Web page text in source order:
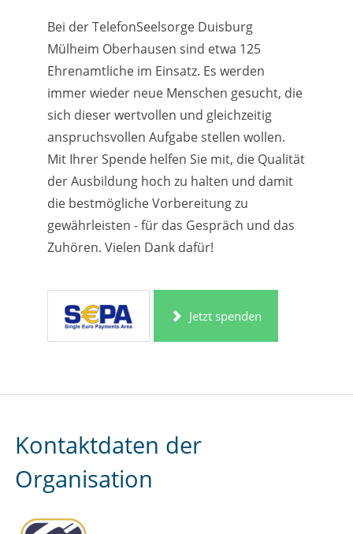
Bei der TelefonSeelsorge Duisburg
Mülheim Oberhausen sind etwa 125
Ehrenamtliche im Einsatz. Es werden
immer wieder neue Menschen gesucht, die
sich dieser wertvollen und gleichzeitig
anspruchsvollen Aufgabe stellen wollen.
Mit Ihrer Spende helfen Sie mit, die Qualität
der Ausbildung hoch zu halten und damit
die bestmögliche Vorbereitung zu
gewährleisten - für das Gespräch und das
Zuhören. Vielen Dank dafür!
Jetzt spenden
Kontaktdaten der
Organisation